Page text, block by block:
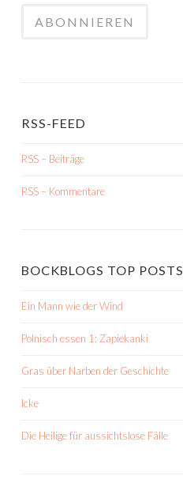
RSS-FEED
RSS – Beiträge
RSS – Kommentare
BOCKBLOGS TOP POSTS
Ein Mann wie der Wind
Polnisch essen 1: Zapiekanki
Gras über Narben der Geschichte
Icke
Die Heilige für aussichtslose Fälle